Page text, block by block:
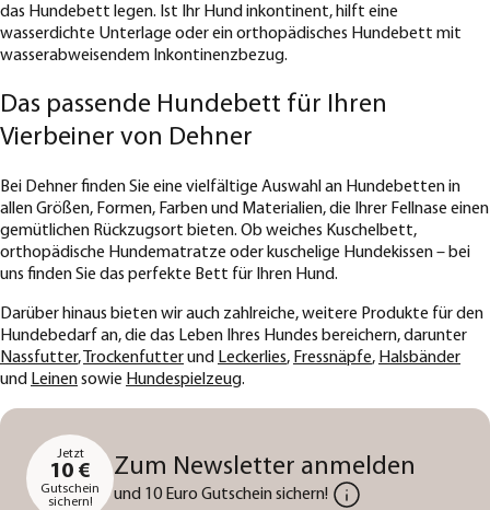
das Hundebett legen. Ist Ihr Hund inkontinent, hilft eine
wasserdichte Unterlage oder ein orthopädisches Hundebett mit
wasserabweisendem Inkontinenzbezug.
Das passende Hundebett für Ihren
Vierbeiner von Dehner
Bei Dehner finden Sie eine vielfältige Auswahl an Hundebetten in
allen Größen, Formen, Farben und Materialien, die Ihrer Fellnase einen
gemütlichen Rückzugsort bieten. Ob weiches Kuschelbett,
orthopädische Hundematratze oder kuschelige Hundekissen – bei
uns finden Sie das perfekte Bett für Ihren Hund.
Darüber hinaus bieten wir auch zahlreiche, weitere Produkte für den
Hundebedarf an, die das Leben Ihres Hundes bereichern, darunter
Nassfutter,Trockenfutterund Leckerlies, Fressnäpfe, Halsbänder
und Leinensowie Hundespielzeug.
Jetzt
10 €
Gutschein
sichern!
Zum Newsletter anmelden
und 10 Euro Gutschein sichern!